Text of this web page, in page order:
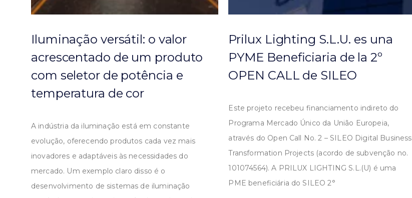
Iluminação versátil: o valor
acrescentado de um produto
com seletor de potência e
temperatura de cor
A indústria da iluminação está em constante
evolução, oferecendo produtos cada vez mais
inovadores e adaptáveis às necessidades do
mercado. Um exemplo claro disso é o
desenvolvimento de sistemas de iluminação
Prilux Lighting S.L.U. es una
PYME Beneficiaria de la 2º
OPEN CALL de SILEO
Este projeto recebeu financiamento indireto do
Programa Mercado Único da União Europeia,
através do Open Call No. 2 – SILEO Digital Business
Transformation Projects (acordo de subvenção no.
101074564). A PRILUX LIGHTING S.L.(U) é uma
PME beneficiária do SILEO 2°